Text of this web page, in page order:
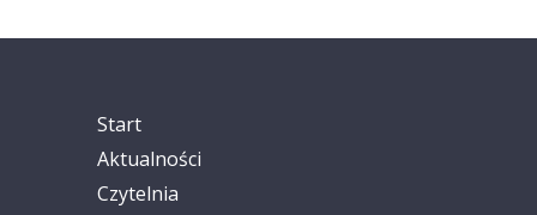
Start
Aktualności
Czytelnia